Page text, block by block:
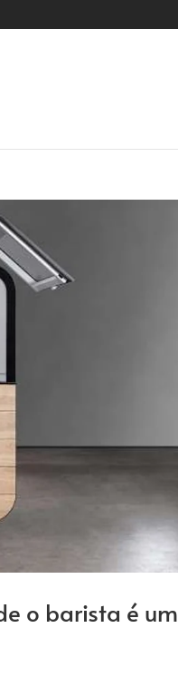
o barista é um